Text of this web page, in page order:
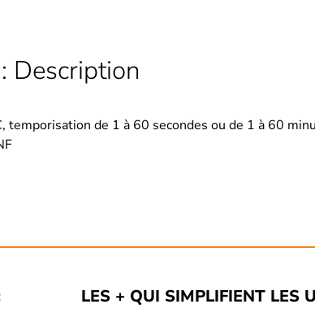
Description
de 1 à 60 secondes ou de 1 à 60
LES + QUI SIMPLIFIENT LES